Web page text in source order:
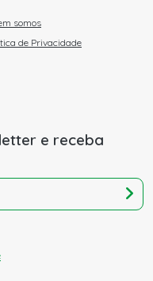
somos
de Privacidade
e receba